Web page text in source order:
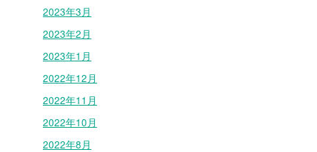
2023年3月
2023年2月
2023年1月
2022年12月
2022年11月
2022年10月
2022年8月